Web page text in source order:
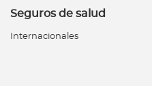
Seguros de salud
Internacionales